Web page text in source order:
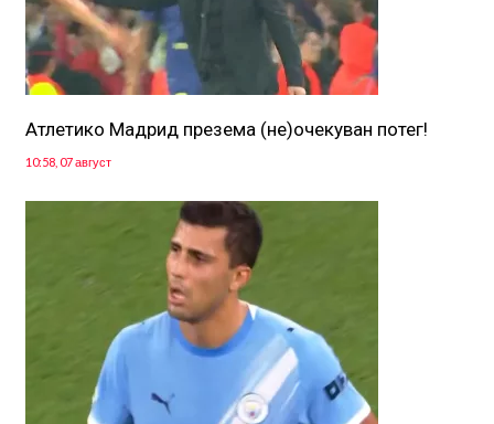
Атлетико Мадрид презема (не)очекуван потег!
10:58, 07 август